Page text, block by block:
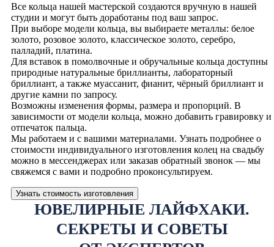
Все кольца нашей мастерской создаются вручную в нашей
студии и могут быть доработаны под ваш запрос.
При выборе модели кольца, вы выбираете металлы: белое
золото, розовое золото, классическое золото, серебро,
палладий, платина.
Для вставок в помолвочные и обручальные кольца доступны
природные натуральные бриллианты, лабораторный
бриллиант, а также муассанит, фианит, чёрный бриллиант и
другие камни по запросу.
Возможны изменения формы, размера и пропорций. В
зависимости от модели кольца, можно добавить гравировку и
отпечаток пальца.
Мы работаем и с вашими материалами. Узнать подробнее о
стоимости индивидуального изготовления колец на свадьбу
можно в мессенджерах или заказав обратный звонок — мы
свяжемся с вами и подробно проконсультируем.
Узнать стоимость изготовления
ЮВЕЛИРНЫЕ ЛАЙФХАКИ.
СЕКРЕТЫ И СОВЕТЫ